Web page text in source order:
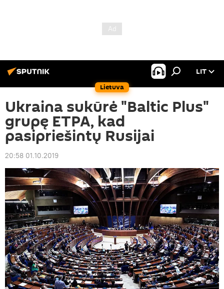
Lietuva
LIT
Ukraina sukūrė "Baltic Plus"
grupę ETPA, kad
pasipriešintų Rusijai
20:58 01.10.2019